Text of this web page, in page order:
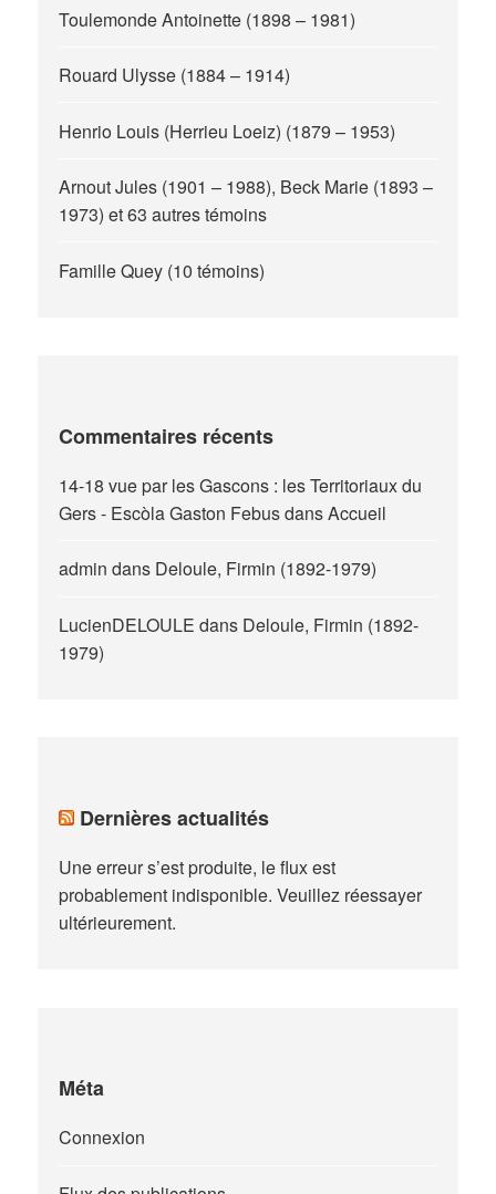
Toulemonde Antoinette (1898 – 1981)
Rouard Ulysse (1884 – 1914)
Henrio Louis (Herrieu Loeiz) (1879 – 1953)
Arnout Jules (1901 – 1988), Beck Marie (1893 –
1973) et 63 autres témoins
Famille Quey (10 témoins)
Commentaires récents
14-18 vue par les Gascons : les Territoriaux du
Gers - Escòla Gaston FebusdansAccueil
admin dans Deloule, Firmin (1892-1979)
LucienDELOULE dans Deloule, Firmin (1892-
1979)
Dernières actualités
Une erreur s’est produite, le flux est
probablement indisponible. Veuillez réessayer
ultérieurement.
Méta
Connexion